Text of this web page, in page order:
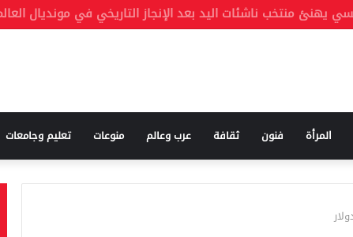
المرأة فنون ثقافة عرب وعالم منوعات تعليم وجامعات